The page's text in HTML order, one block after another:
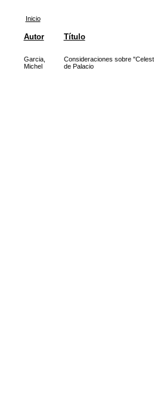
Inicio
Autor Título
Garcia,
Michel
Consideraciones sobre
de Palacio